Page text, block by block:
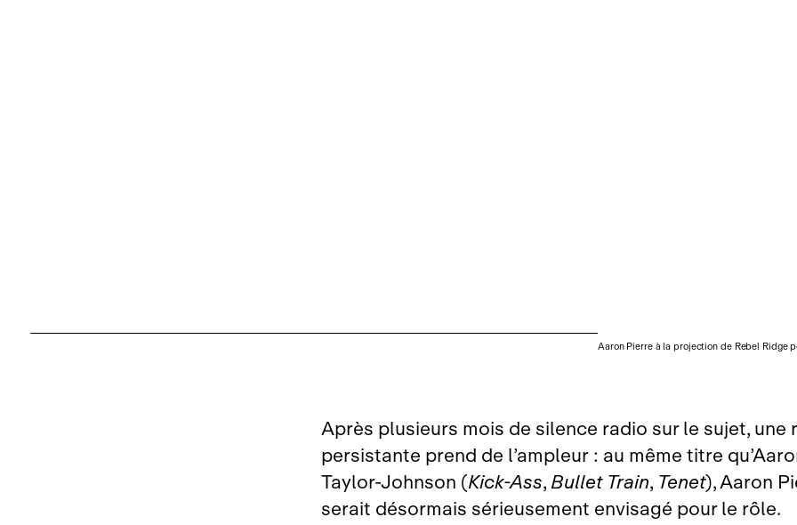
Aaron Pierre à la projection de Rebel Ridge
Après plusieurs mois de silence radio sur le sujet, une
persistante prend de l’ampleur : au même titre
Taylor‑Johnson (Kick‑Ass,Bullet Train, Tenet), Aaron
serait désormais sérieusement envisagé pour le rôle.